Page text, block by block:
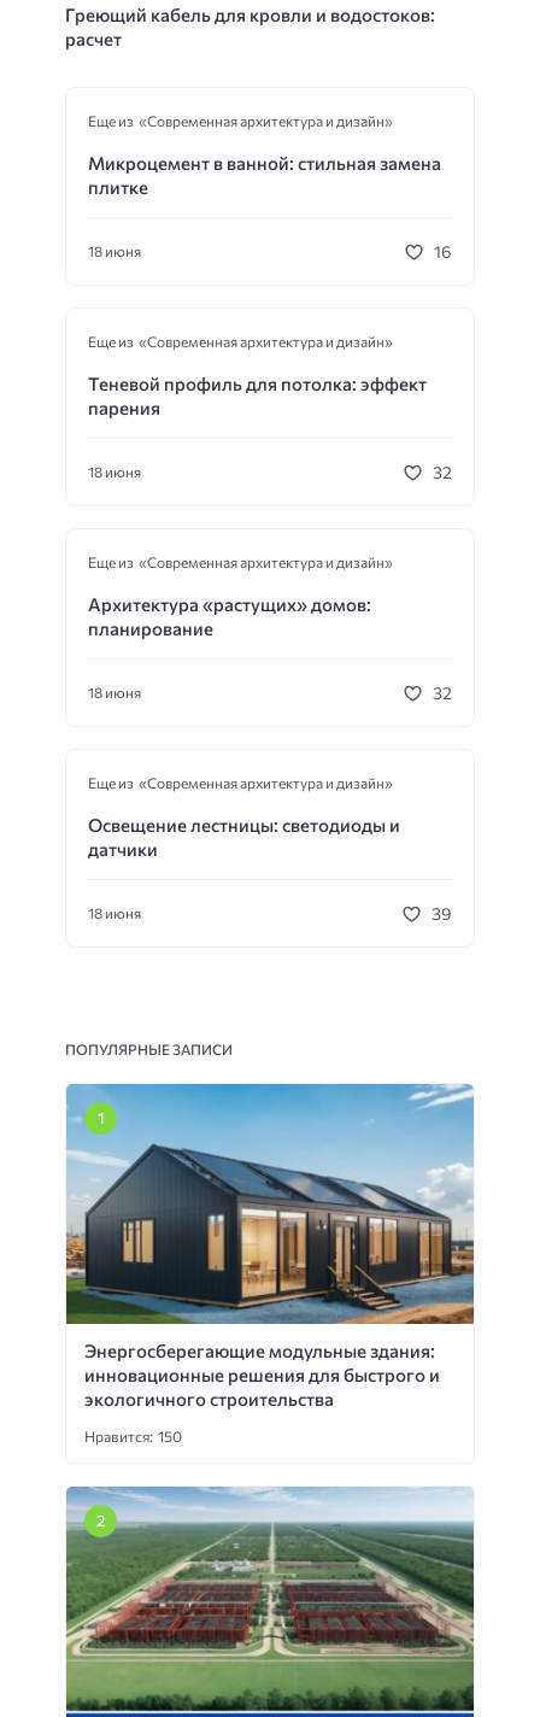
Греющий кабель для кровли и водостоков:
расчет
Еще из «Современная архитектура и дизайн»
Микроцемент в ванной: стильная замена
плитке
18 июня 16
Еще из «Современная архитектура и дизайн»
Теневой профиль для потолка: эффект
парения
18 июня 32
Еще из «Современная архитектура и дизайн»
Архитектура «растущих» домов:
планирование
18 июня 32
Еще из «Современная архитектура и дизайн»
Освещение лестницы: светодиоды и
датчики
18 июня 39
ПОПУЛЯРНЫЕ ЗАПИСИ
Энергосберегающие модульные здания:
инновационные решения для быстрого и
экологичного строительства
Нравится: 150